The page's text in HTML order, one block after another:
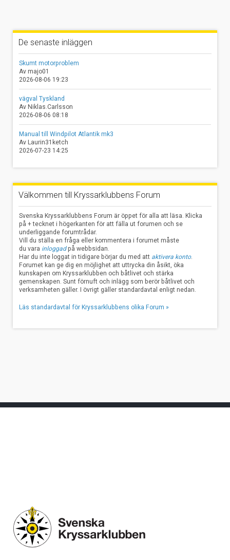
De senaste inläggen
Skumt motorproblem
Av majo01
2026-08-06 19:23
vägval Tyskland
Av Niklas.Carlsson
2026-08-06 08:18
Manual till Windpilot Atlantik mk3
Av Laurin31ketch
2026-07-23 14:25
Välkommen till Kryssarklubbens Forum
Svenska Kryssarklubbens Forum är öppet för alla att läsa. Klicka
på + tecknet i högerkanten för att fälla ut forumen och se
underliggande forumtrådar.
Vill du ställa en fråga eller kommentera i forumet måste
du vara inloggadpå webbsidan.
Har du inte loggat in tidigare börjar du med att aktivera konto.
Forumet kan ge dig en möjlighet att uttrycka din åsikt, öka
kunskapen om Kryssarklubben och båtlivet och stärka
gemenskapen. Sunt förnuft och inlägg som berör båtlivet och
verksamheten gäller. I övrigt gäller standardavtal enligt nedan.
Läs standardavtal för Kryssarklubbens olika Forum »